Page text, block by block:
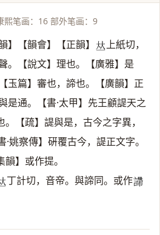
熙笔画：16 部外笔画：9
】【韻會】【正韻】 𠀤上紙切，
。【說文】理也。【廣雅】是
玉篇】審也，諦也。【廣韻】正
是通。【書·太甲】先王顧諟天之
【疏】諟與是，古今之字異，
·姚察傳】硏覆古今，諟正文字。
韻】或作提。
丁計切，音帝。與諦同。或作𧫚